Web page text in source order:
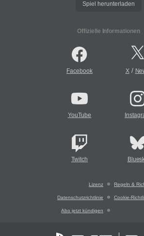
Spiel herunterladen
Offizielle Informationen
Facebook X/
YouTube
Twitch
Lizenz Regeln &
Datenschutzrichtlinie Cookie-
Abo jetzt kündigen